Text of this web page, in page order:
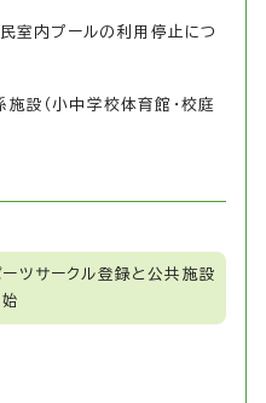
民室内プールの利用停止につ
施設（小中学校体育館・校庭
ツサークル登録と公共施設